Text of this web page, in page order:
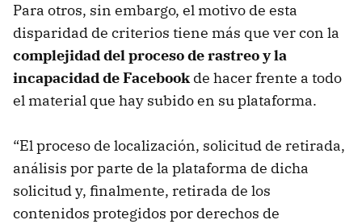
Para otros, sin embargo, el motivo de esta
disparidad de criterios tiene más que ver con la
complejidad del proceso de rastreo y la
incapacidad de Facebookde hacer frente a todo
el material que hay subido en su plataforma.
“El proceso de localización, solicitud de retirada,
análisis por parte de la plataforma de dicha
solicitud y, finalmente, retirada de los
contenidos protegidos por derechos de